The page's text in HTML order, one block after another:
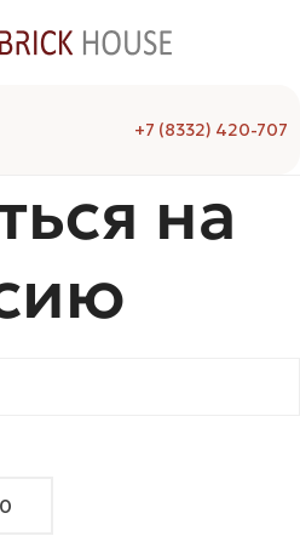
+7 (8332) 420-707
на